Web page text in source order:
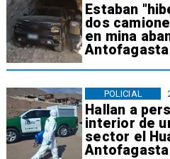
Estaban
dos
en mina
Antofagasta
Hallan a
interior de
sector el
Antofagasta
POLICIAL